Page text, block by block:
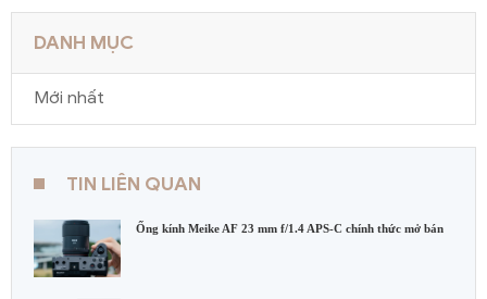
DANH MỤC
Mới nhất
TIN LIÊN QUAN
Ống kính Meike AF 23 mm f/1.4 APS-C chính thức mở bán